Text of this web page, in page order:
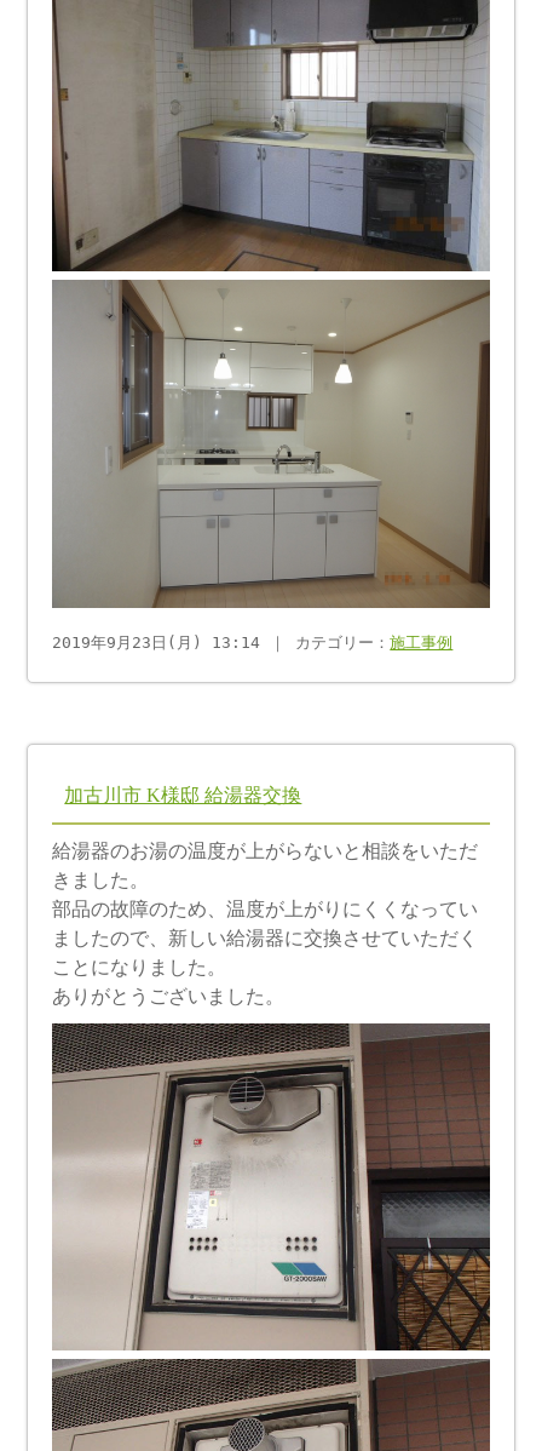
2019年9月23日(月) 13:14 ｜ カテゴリー：施工事例
加古川市 K様邸 給湯器交換
給湯器のお湯の温度が上がらないと相談をいただ
きました。
部品の故障のため、温度が上がりにくくなってい
ましたので、新しい給湯器に交換させていただく
ことになりました。
ありがとうございました。